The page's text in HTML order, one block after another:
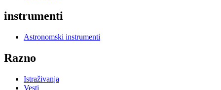
instrumenti
Astronomski instrumenti
Razno
Istraživanja
Vesti